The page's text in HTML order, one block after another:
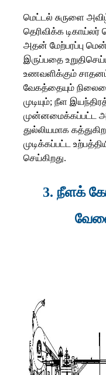
மெட்டல் சுருளை
தெரிவிக்க டிகாய்லர்
அதன் மேற்பரப்பு
இருப்பதை
உணவளிக்கும்
வேகத்தையும்
முடியும்; நீள
முன்னமைக்கப்பட்ட
துல்லியமாக
முடிக்கப்பட்ட
செய்கிறது.
3. நீளக்